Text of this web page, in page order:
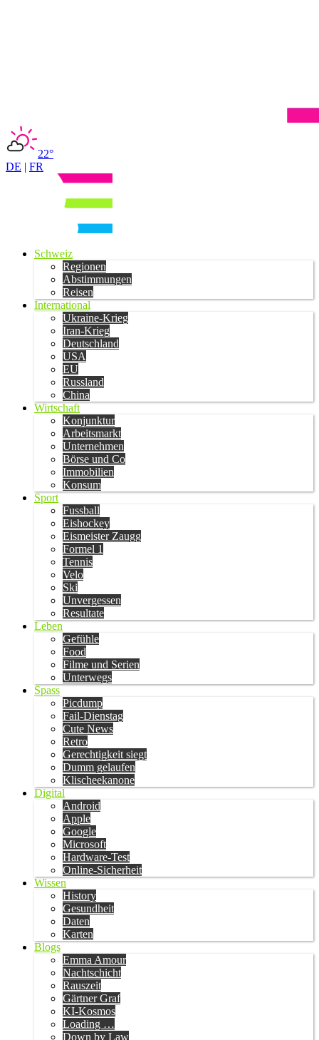
22°
DE | FR
Schweiz
Regionen
Abstimmungen
Reisen
International
Ukraine-Krieg
Iran-Krieg
Deutschland
USA
EU
Russland
China
Wirtschaft
Konjunktur
Arbeitsmarkt
Unternehmen
Börse und Co
Immobilien
Konsum
Sport
Fussball
Eishockey
Eismeister Zaugg
Formel 1
Tennis
Velo
Ski
Unvergessen
Resultate
Leben
Gefühle
Food
Filme und Serien
Unterwegs
Spass
Picdump
Fail-Dienstag
Cute News
Retro
Gerechtigkeit siegt
Dumm gelaufen
Klischeekanone
Digital
Android
Apple
Google
Microsoft
Hardware-Test
Online-Sicherheit
Wissen
History
Gesundheit
Daten
Karten
Blogs
Emma Amour
Nachtschicht
Rauszeit
Gärtner Graf
KI-Kosmos
Loading …
Down by Law